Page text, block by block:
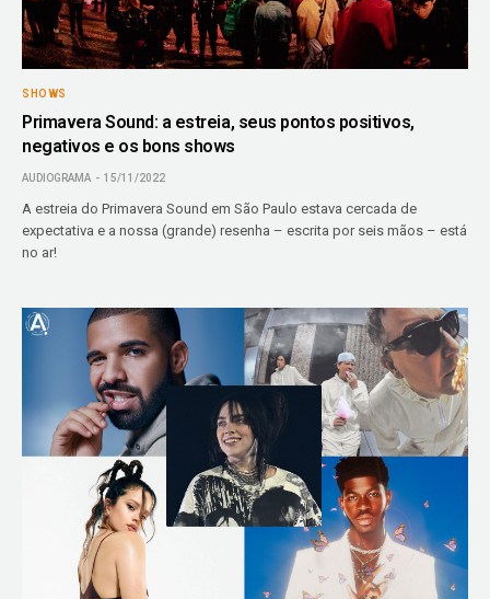
SHOWS
Primavera Sound: a estreia, seus pontos positivos,
negativos e os bons shows
AUDIOGRAMA 15/11/2022
A estreia do Primavera Sound em São Paulo estava cercada de
expectativa e a nossa (grande) resenha – escrita por seis mãos – está
no ar!